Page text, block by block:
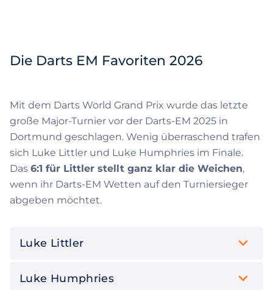
Die Darts EM Favoriten 2026
Mit dem Darts World Grand Prix wurde das letzte
große Major-Turnier vor der Darts-EM 2025 in
Dortmund geschlagen. Wenig überraschend trafen
sich Luke Littler und Luke Humphries im Finale.
Das 6:1 für Littler stellt ganz klar die Weichen,
wenn ihr Darts-EM Wetten auf den Turniersieger
abgeben möchtet.
Luke Littler
Luke Humphries